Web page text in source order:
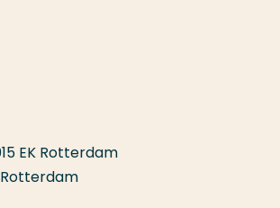
EK Rotterdam
Rotterdam